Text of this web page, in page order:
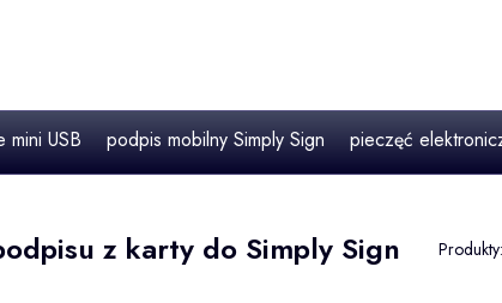
USB podpis mobilny Simply Sign pieczęć
z karty do Simply Sign Produkty: